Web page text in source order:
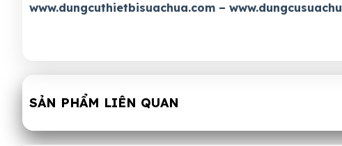
www.dungcuthietbisuachua.com –
SẢN PHẨM LIÊN QUAN